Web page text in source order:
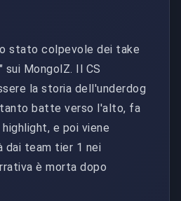
stato colpevole dei take
MongolZ. Il CS
la storia dell'underdog
batte verso l'alto, fa
e poi viene
dai team tier 1 nei
è morta dopo